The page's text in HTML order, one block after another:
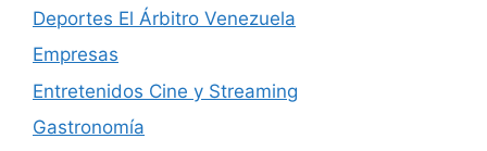
Deportes El Árbitro Venezuela
Empresas
Entretenidos Cine y Streaming
Gastronomía